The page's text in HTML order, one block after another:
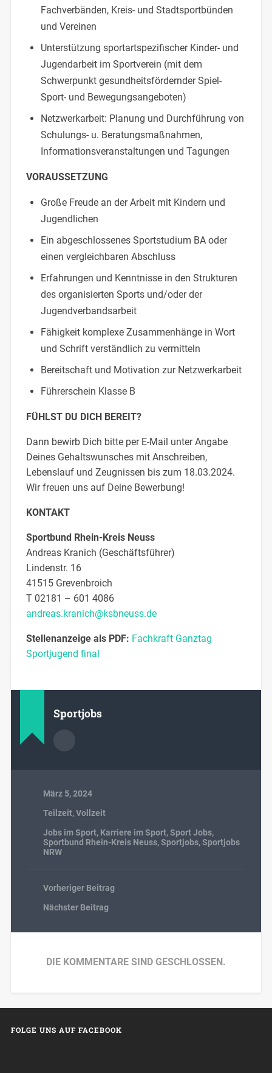
Fachverbänden, Kreis- und Stadtsportbünden
und Vereinen
Unterstützung sportartspezifischer Kinder- und
Jugendarbeit im Sportverein (mit dem
Schwerpunkt gesundheitsfördernder Spiel-
Sport- und Bewegungsangeboten)
Netzwerkarbeit: Planung und Durchführung von
Schulungs- u. Beratungsmaßnahmen,
Informationsveranstaltungen und Tagungen
VORAUSSETZUNG
Große Freude an der Arbeit mit Kindern und
Jugendlichen
Ein abgeschlossenes Sportstudium BA oder
einen vergleichbaren Abschluss
Erfahrungen und Kenntnisse in den Strukturen
des organisierten Sports und/oder der
Jugendverbandsarbeit
Fähigkeit komplexe Zusammenhänge in Wort
und Schrift verständlich zu vermitteln
Bereitschaft und Motivation zur Netzwerkarbeit
Führerschein Klasse B
FÜHLST DU DICH BEREIT?
Dann bewirb Dich bitte per E-Mail unter Angabe
Deines Gehaltswunsches mit Anschreiben,
Lebenslauf und Zeugnissen bis zum 18.03.2024.
Wir freuen uns auf Deine Bewerbung!
KONTAKT
Sportbund Rhein-Kreis Neuss
Andreas Kranich (Geschäftsführer)
Lindenstr. 16
41515 Grevenbroich
T 02181 – 601 4086
andreas.kranich@ksbneuss.de
Stellenanzeige als PDF: Fachkraft Ganztag
Sportjugend final
Sportjobs
März 5, 2024
Teilzeit,Vollzeit
Jobs im Sport, Karriere im Sport,Sport Jobs,
Sportbund Rhein-Kreis Neuss,Sportjobs,Sportjobs
NRW
Vorheriger Beitrag
Nächster Beitrag
DIE KOMMENTARE SIND GESCHLOSSEN.
FOLGE UNS AUF FACEBOOK